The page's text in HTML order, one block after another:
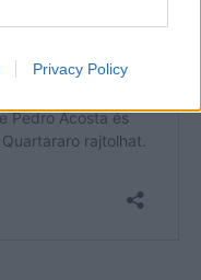
Privacy Policy